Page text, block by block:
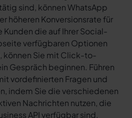
sind, können WhatsApp
höheren Konversionsrate für
Kunden die auf Ihrer Social-
verfügbaren Optionen
können Sie mit Click-to-
Gespräch beginnen. Führen
vordefinierten Fragen und
indem Sie die verschiedenen
Nachrichten nutzen, die
API verfügbar sind.